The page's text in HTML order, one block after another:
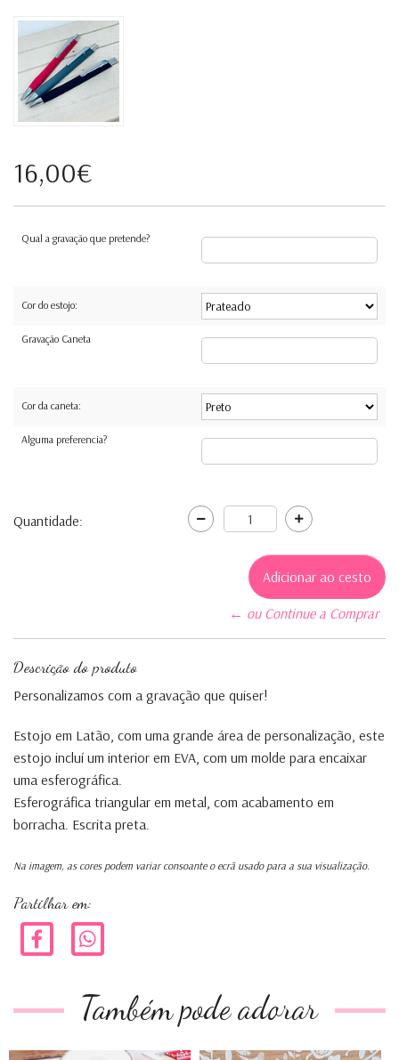
16,00€
Qual a gravação que pretende?
Cor do estojo:
Gravação Caneta
Cor da caneta:
Alguma preferencia?
Quantidade:
← ou Continue a Comprar
Descrição do produto
Personalizamos com a gravação que quiser!
Estojo em Latão, com uma grande área de personalização, este
estojo incluí um interior em EVA, com um molde para encaixar
uma esferográfica.
Esferográfica triangular em metal, com acabamento em
borracha. Escrita preta.
Na imagem, as cores podem variar consoante o ecrã usado para a sua visualização.
Partilhar em:
Também pode adorar